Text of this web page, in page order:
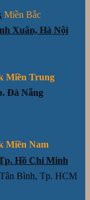
Miền Bắc
Xuân, Hà Nội
Miền Trung
Đà Nẵng
Miền Nam
Hồ Chí Minh
Bình, Tp. HCM